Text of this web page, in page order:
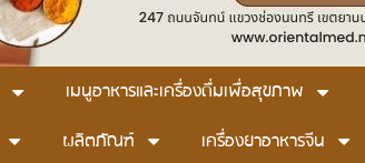
เมนูอาหารและเครื่องดื่มเพื่อสุขภาพ
ผลิตภัณฑ์ เครื่องยาอาหารจีน